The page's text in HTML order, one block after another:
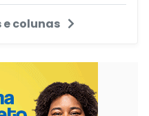
e colunas